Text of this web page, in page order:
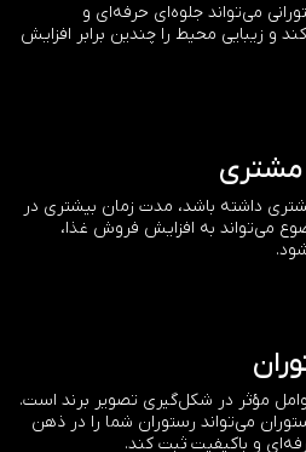
می‌تواند جلوه‌ای حرفه‌ای و
و زیبایی محیط را چندین برابر افزایش
مشتری
داشته باشد، مدت زمان بیشتری در
می‌تواند به افزایش فروش غذا،
مؤثر در شکل‌گیری تصویر برند است.
می‌تواند رستوران شما را در ذهن
و باکیفیت ثبت کند.